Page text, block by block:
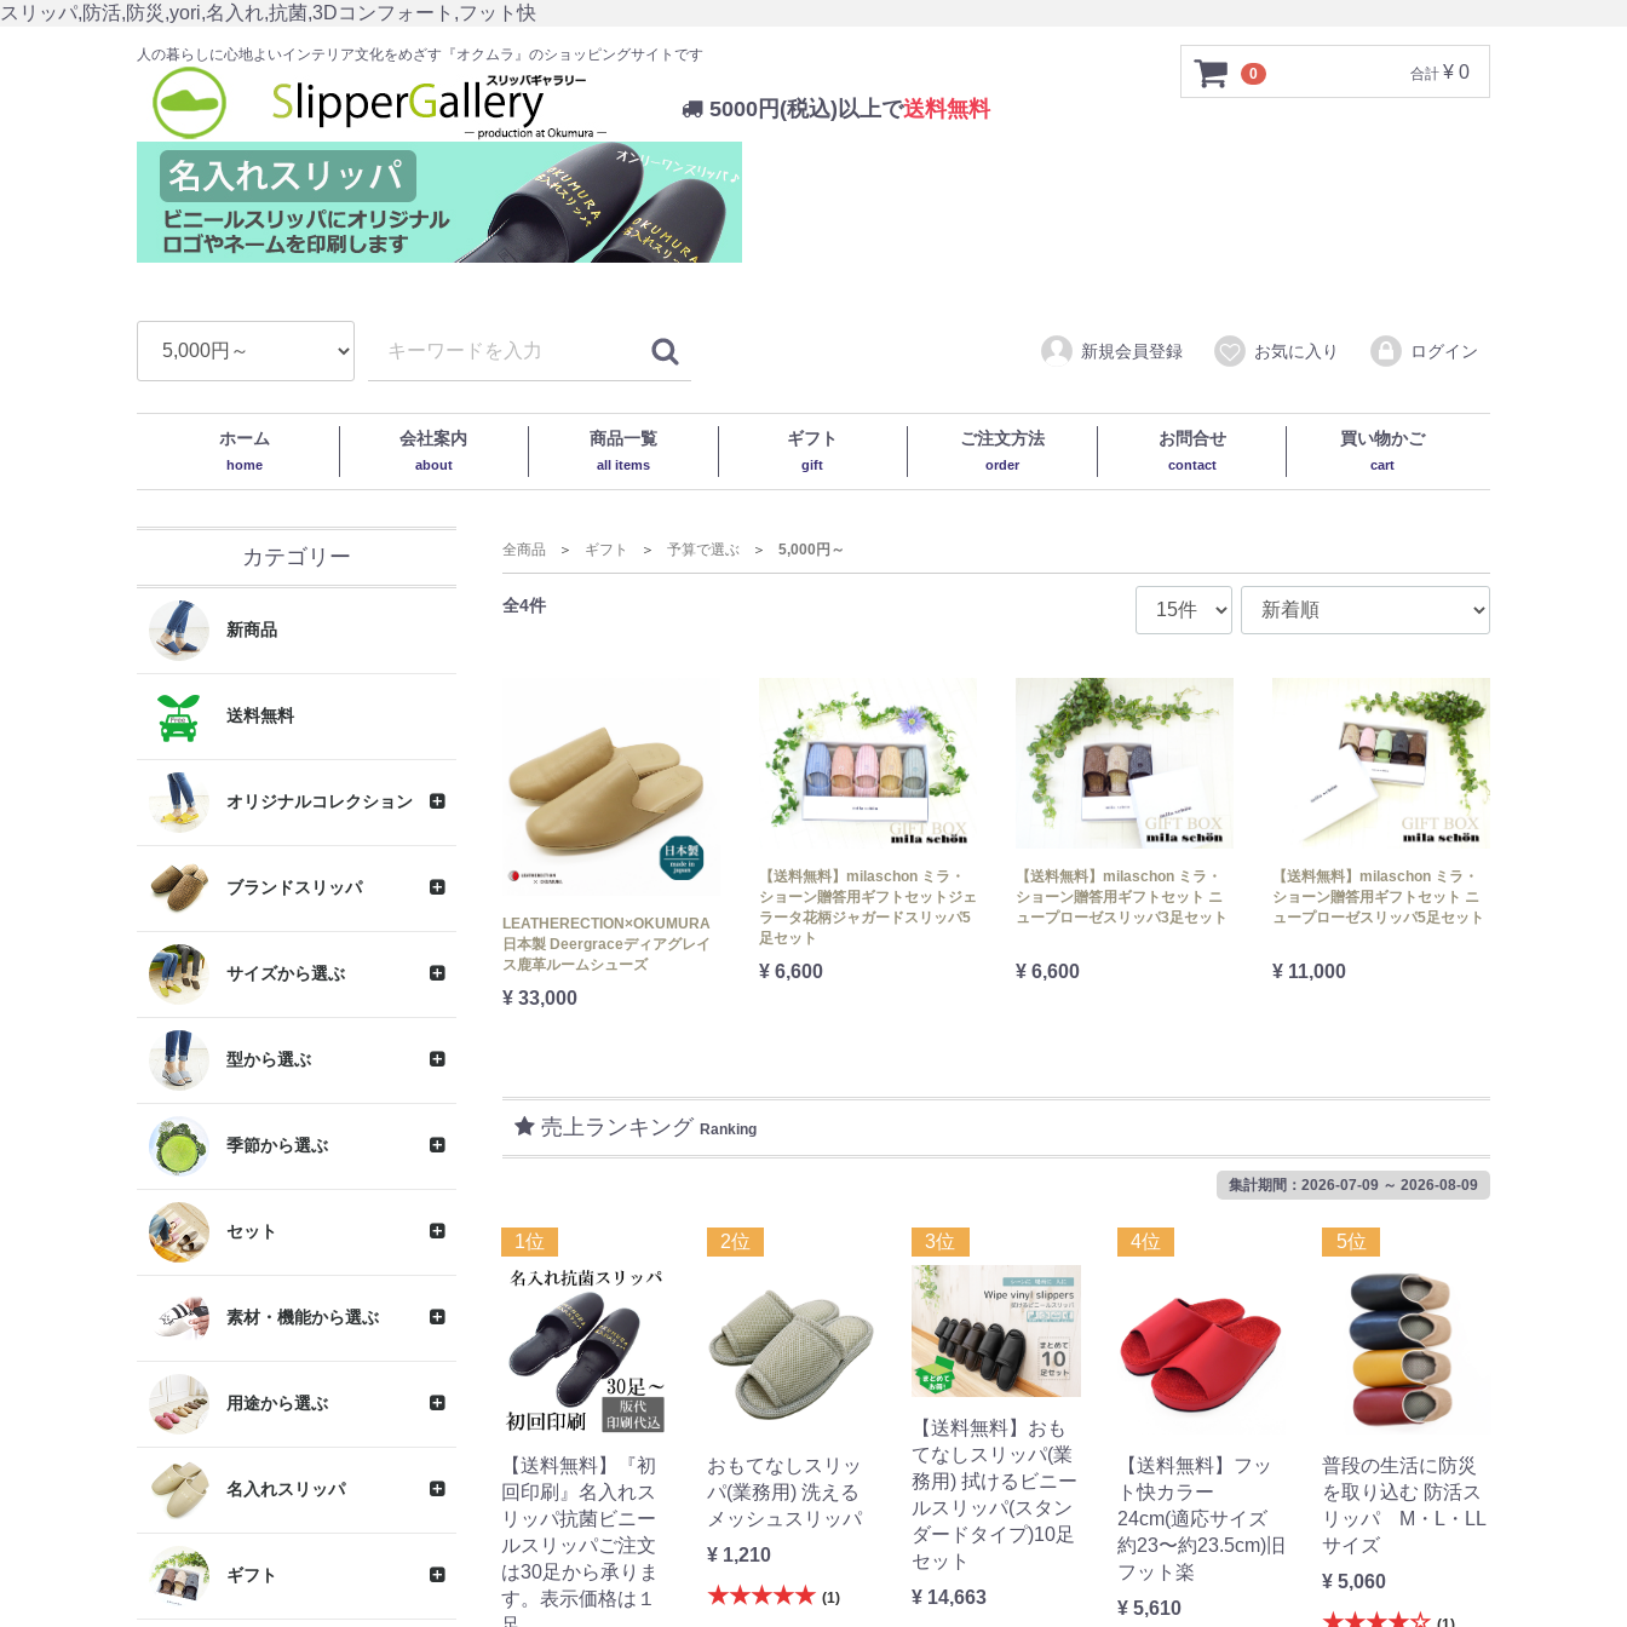
スリッパ,防活,防災,yori,名入れ,抗菌,3Dコンフォート,フット快
人の暮らしに心地よいインテリア文化をめざす『オクムラ』のショッピングサイトです
5000円(税込)以上で送料無料
0 合計 ¥ 0
新規会員登録 お気に入り ログイン
ホーム
home
会社案内
about
商品一覧
all items
ギフト
gift
ご注文方法
order
お問合せ
contact
買い物かご
cart
カテゴリー
新商品
送料無料
オリジナルコレクション
ブランドスリッパ
サイズから選ぶ
型から選ぶ
季節から選ぶ
セット
素材・機能から選ぶ
用途から選ぶ
名入れスリッパ
ギフト
全商品 ギフト 予算で選ぶ 5,000円～
全4件
LEATHERECTION×OKUMURA
日本製 Deergraceディアグレイ
ス鹿革ルームシューズ
¥ 33,000
【送料無料】milaschon ミラ・
ショーン贈答用ギフトセットジェ
ラータ花柄ジャガードスリッパ5
足セット
¥ 6,600
【送料無料】milaschon ミラ・
ショーン贈答用ギフトセット ニ
ュープローゼスリッパ3足セット
¥ 6,600
【送料無料】milaschon ミラ・
ショーン贈答用ギフトセット ニ
ュープローゼスリッパ5足セット
¥ 11,000
売上ランキング Ranking
集計期間：2026-07-09 ～ 2026-08-09
1位
【送料無料】『初
回印刷』名入れス
リッパ抗菌ビニー
ルスリッパご注文
は30足から承りま
す。表示価格は１
2位
おもてなしスリッ
パ(業務用) 洗える
メッシュスリッパ
¥ 1,210
★★★★★ (1)
3位
【送料無料】おも
てなしスリッパ(業
務用) 拭けるビニー
ルスリッパ(スタン
ダードタイプ)10足
セット
¥ 14,663
4位
【送料無料】フッ
ト快カラー
24cm(適応サイズ
約23〜約23.5cm)旧
フット楽
¥ 5,610
5位
普段の生活に防災
を取り込む 防活ス
リッパ M・L・LL
サイズ
¥ 5,060
★★★★☆